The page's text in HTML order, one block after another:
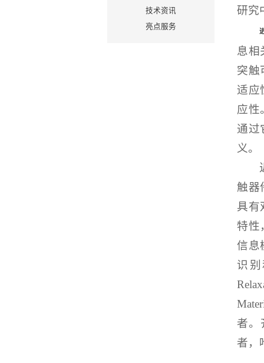
技术资讯
亮点服务
研究
息相
突触
适应
应性
通过
义。
触器
具有
特性
信息
识别
者。
者，